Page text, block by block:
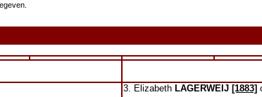
3. Elizabeth LAGERWEIJ [1883]